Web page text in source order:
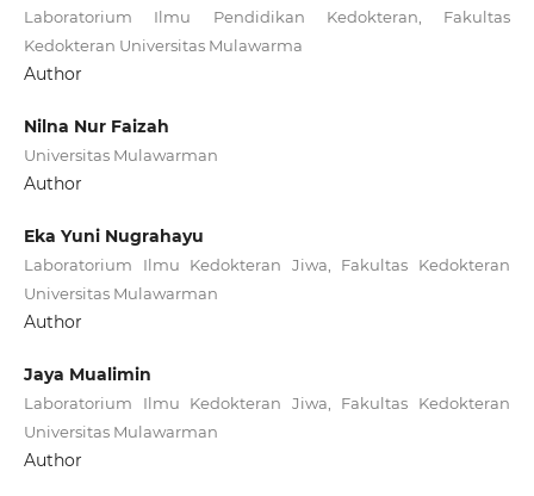
Laboratorium Ilmu Pendidikan Kedokteran, Fakultas
Kedokteran Universitas Mulawarma
Author
Nilna Nur Faizah
Universitas Mulawarman
Author
Eka Yuni Nugrahayu
Laboratorium Ilmu Kedokteran Jiwa, Fakultas Kedokteran
Universitas Mulawarman
Author
Jaya Mualimin
Laboratorium Ilmu Kedokteran Jiwa, Fakultas Kedokteran
Universitas Mulawarman
Author